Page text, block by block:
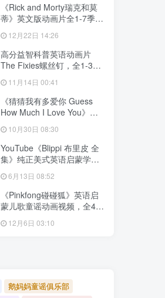
《Rick and Morty瑞克和莫
蒂》英文版动画片全1-7季共
文字幕，百度网盘下载！
12月22日 14:26
高分益智科普英语动画片
The Fixies螺丝钉，全1-3季
视频带中英文字幕，百度网
盘下载！
11月14日 00:41
《猜猜我有多爱你 Guess
How Much I Love You》英
语动画片，全3季共78集，
1080P高清视频带英文字
幕，百度网盘下载！
10月30日 08:30
YouTube《Blippi 布里皮 全
集》纯正美式英语启蒙学习
英语视频，全1008集，
1080P高清视频带英文字
幕，百度网盘下载！
6月13日 08:52
《Pinkfong碰碰狐》英语启
蒙儿歌童谣动画视频，全41
系列共584集，1080P高清视
频带中英文字幕，百度网盘
12月6日 03:10
鹅妈妈童谣俱乐部